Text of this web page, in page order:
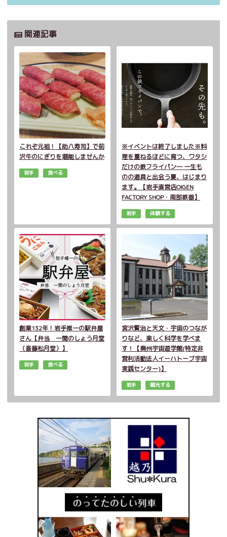
関連記事
これぞ元祖！【助八寿司】で前
沢牛のにぎりを堪能しませんか
岩手 食べる
※イベントは終了しました※料
理を重ねるほどに育つ、ワタシ
だけの鉄フライパン― 一生も
のの道具と出会う夏、はじまり
ます。【岩手直営店OIGEN
FACTORY SHOP・南部鉄器】
岩手 体験する
創業132年！岩手唯一の駅弁屋
さん【弁当 一関のしょう月堂
（斎藤松月堂）】
岩手 食べる
宮沢賢治と天文・宇宙のつなが
りなど、楽しく科学を学べま
す！【奥州宇宙遊学館(特定非
営利活動法人イーハトーブ宇宙
実践センター)】
岩手 観光する